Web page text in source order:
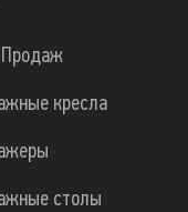
кресла
столы